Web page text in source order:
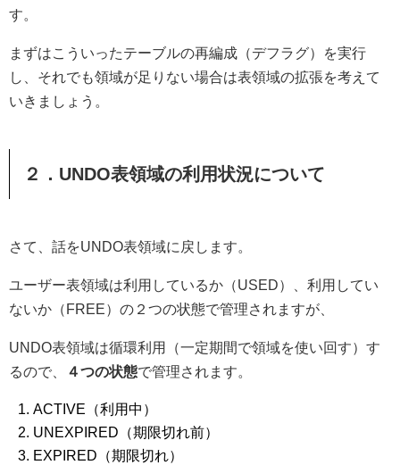
す。
まずはこういったテーブルの再編成（デフラグ）を実行
し、それでも領域が足りない場合は表領域の拡張を考えて
いきましょう。
２．UNDO表領域の利用状況について
さて、話をUNDO表領域に戻します。
ユーザー表領域は利用しているか（USED）、利用してい
ないか（FREE）の２つの状態で管理されますが、
UNDO表領域は循環利用（一定期間で領域を使い回す）す
るので、
４つの状態で管理されます。
ACTIVE（利用中）
UNEXPIRED（期限切れ前）
EXPIRED（期限切れ）